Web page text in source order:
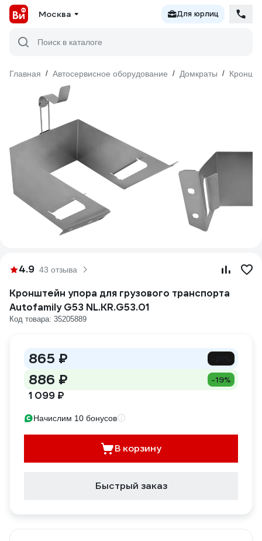
Москва Для юрлиц
Поиск в каталоге
Главная / Автосервисное оборудование / Домкраты /
4.9 43 отзыва
Кронштейн упора для грузового транспорта
Autofamily G53 NL.KR.G53.01
Код товара: 35205889
865 ₽
886 ₽ -19%
1 099 ₽
Начислим 10 бонусов
В корзину
Быстрый заказ